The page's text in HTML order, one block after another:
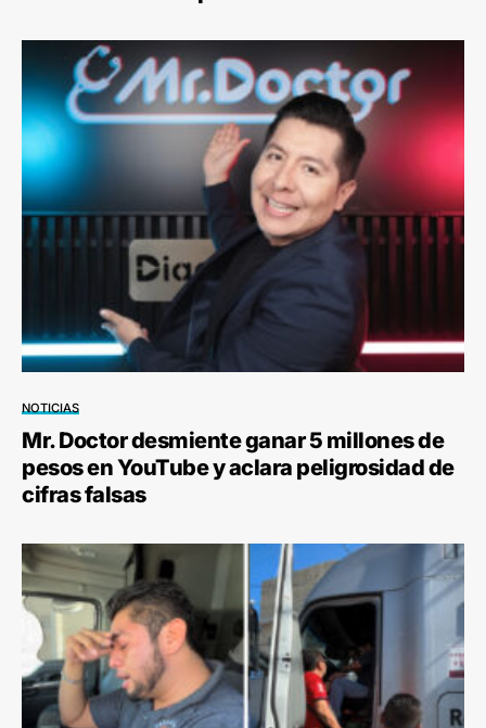
NOTICIAS
Mr. Doctor desmiente ganar 5 millones de
pesos en YouTube y aclara peligrosidad de
cifras falsas